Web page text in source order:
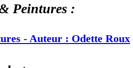
Peintures :
- Auteur : Odette Roux